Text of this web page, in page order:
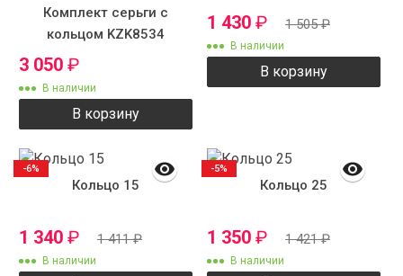
Комплект серьги с
кольцом KZK8534
3 050 ₽
В наличии
В корзину
1 430 ₽ 1 505₽
В наличии
В корзину
Кольцо 15
1 340 ₽ 1 411₽
В наличии
-6%
Кольцо 25
1 350 ₽ 1 421₽
В наличии
-5%